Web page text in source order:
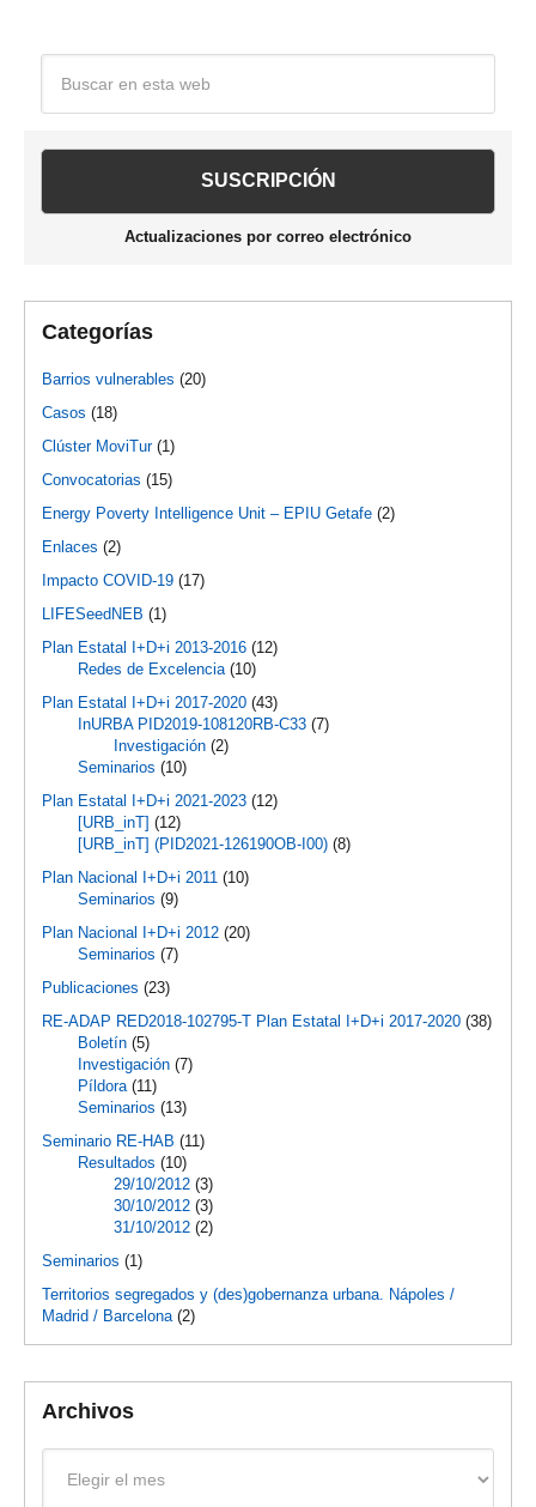
Barra
lateral
principal
Actualizaciones por correo electrónico
Categorías
Barrios vulnerables (20)
Casos (18)
Clúster MoviTur(1)
Convocatorias (15)
Energy Poverty Intelligence Unit – EPIU Getafe (2)
Enlaces (2)
Impacto COVID-19 (17)
LIFESeedNEB (1)
Plan Estatal I+D+i 2013-2016 (12)
Redes de Excelencia (10)
Plan Estatal I+D+i 2017-2020 (43)
InURBA PID2019-108120RB-C33 (7)
Investigación (2)
Seminarios (10)
Plan Estatal I+D+i 2021-2023 (12)
[URB_inT] (12)
[URB_inT] (PID2021-126190OB-I00) (8)
Plan Nacional I+D+i 2011 (10)
Seminarios (9)
Plan Nacional I+D+i 2012 (20)
Seminarios (7)
Publicaciones (23)
RE-ADAP RED2018-102795-T Plan Estatal I+D+i 2017-2020 (38)
Boletín (5)
Investigación (7)
Píldora (11)
Seminarios (13)
Seminario RE-HAB (11)
Resultados (10)
29/10/2012 (3)
30/10/2012 (3)
31/10/2012 (2)
Seminarios (1)
Territorios segregados y (des)gobernanza urbana. Nápoles /
Madrid / Barcelona (2)
Archivos